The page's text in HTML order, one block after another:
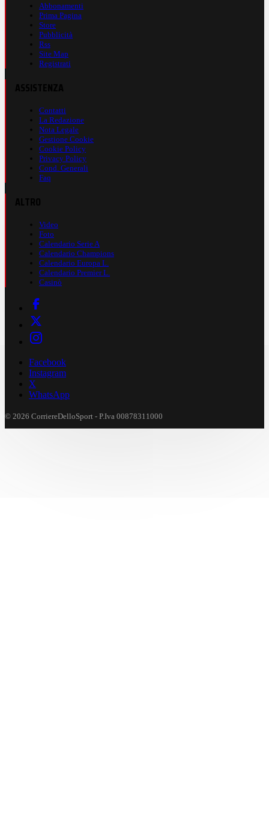
Abbonamenti
Prima Pagina
Store
Pubblicità
Rss
Site Map
Registrati
Contatti
La Redazione
Nota Legale
Gestione Cookie
Cookie Policy
Privacy Policy
Cond. Generali
Faq
Video
Foto
Calendario Serie A
Calendario Champions
Calendario Europa L.
Calendario Premier L.
Casinò
Facebook
Instagram
X
WhatsApp
© 2026 CorriereDelloSport - P.Iva 00878311000